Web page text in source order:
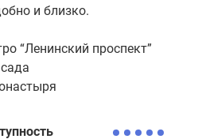
и близко.
“Ленинский проспект”